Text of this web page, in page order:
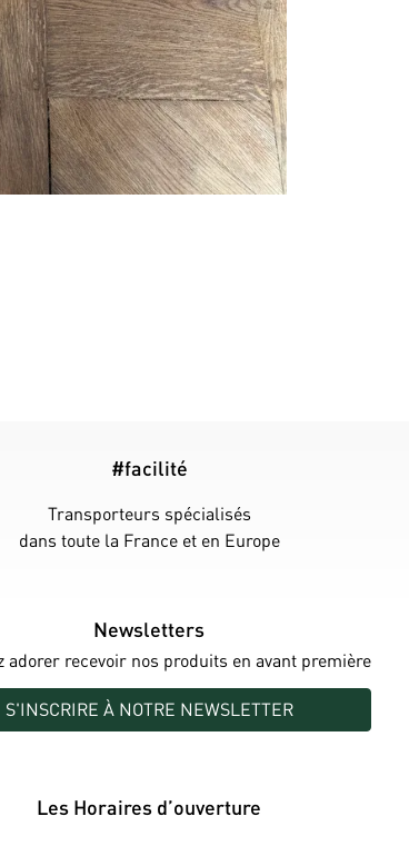
#facilité
Transporteurs spécialisés
dans toute la France et en Europe
Newsletters
adorer recevoir nos produits en avant première
S'INSCRIRE À NOTRE NEWSLETTER
Les Horaires d’ouverture